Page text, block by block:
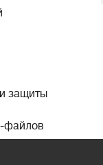
защиты
файлов